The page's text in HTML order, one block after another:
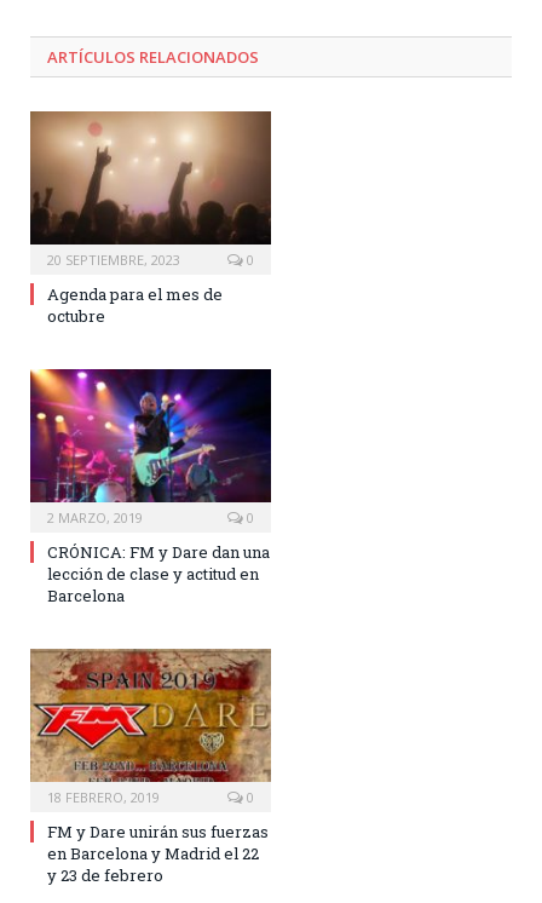
ARTÍCULOS RELACIONADOS
20 SEPTIEMBRE, 2023 0
Agenda para el mes de
octubre
2 MARZO, 2019 0
CRÓNICA: FM y Dare dan una
lección de clase y actitud en
Barcelona
18 FEBRERO, 2019 0
FM y Dare unirán sus fuerzas
en Barcelona y Madrid el 22
y 23 de febrero